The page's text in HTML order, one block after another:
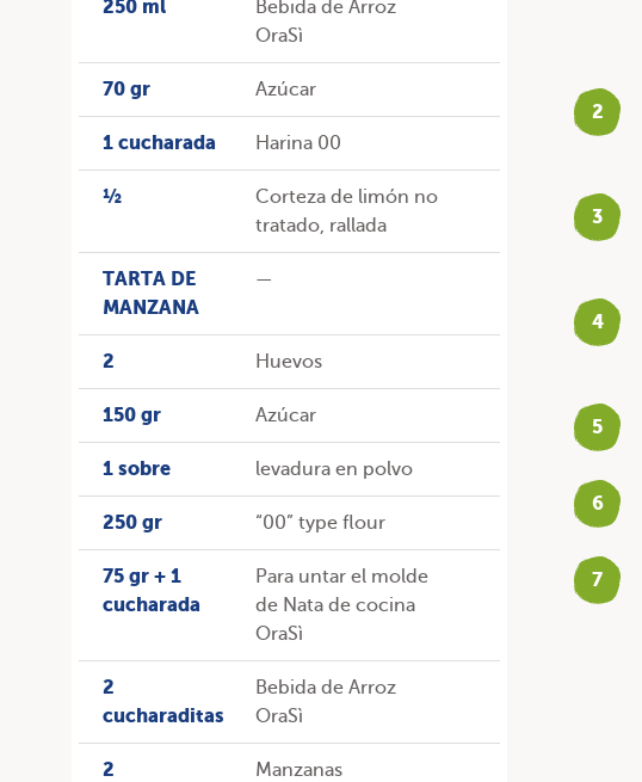
250 ml
Bebida de Arroz
OraSì
70 gr Azúcar
1 cucharada Harina 00
½
Corteza de limón no
tratado, rallada
TARTA DE
MANZANA
—
2 Huevos
150 gr Azúcar
1 sobre levadura en polvo
250 gr “00” type flour
75 gr + 1
cucharada
Para untar el molde
de Nata de cocina
OraSì
2
cucharaditas
Bebida de Arroz
OraSì
2 Manzanas
2
3
4
5
6
7